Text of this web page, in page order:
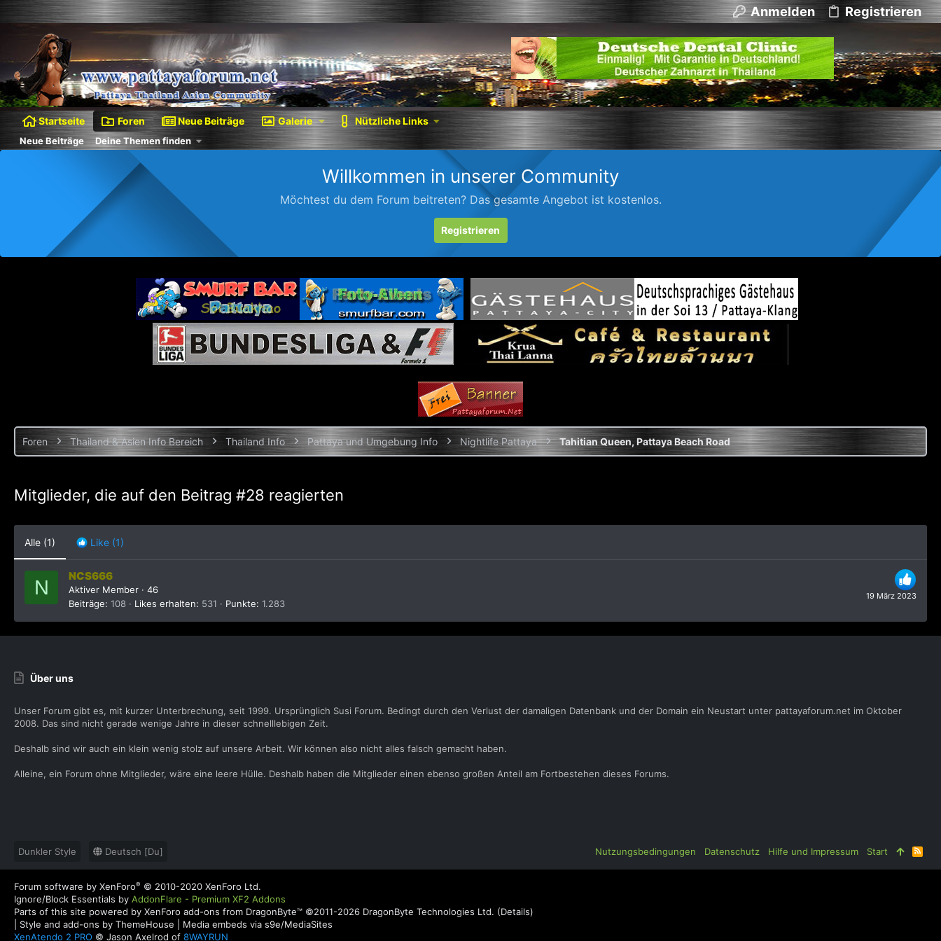
Anmelden Registrieren
Startseite Foren Neue Beiträge Galerie Nützliche Links
Neue Beiträge Deine Themen finden
Willkommen in unserer Community
Möchtest du dem Forum beitreten? Das gesamte Angebot ist kostenlos.
Registrieren
Foren Thailand & Asien Info Bereich Thailand Info Pattaya und Umgebung Info Nightlife Pattaya Tahitian Queen, Pattaya Beach Road
Mitglieder, die auf den Beitrag #28 reagierten
Alle (1) Like (1)
N 19 März 2023
NCS666
Aktiver Member · 46
Beiträge 108 Likes erhalten 531 Punkte 1.283
Über uns
Unser Forum gibt es, mit kurzer Unterbrechung, seit 1999. Ursprünglich Susi Forum. Bedingt durch den Verlust der damaligen Datenbank und der Domain ein Neustart unter pattayaforum.net im Oktober
2008. Das sind nicht gerade wenige Jahre in dieser schnelllebigen Zeit.
Deshalb sind wir auch ein klein wenig stolz auf unsere Arbeit. Wir können also nicht alles falsch gemacht haben.
Alleine, ein Forum ohne Mitglieder, wäre eine leere Hülle. Deshalb haben die Mitglieder einen ebenso großen Anteil am Fortbestehen dieses Forums.
Dunkler Style Deutsch [Du] Nutzungsbedingungen Datenschutz Hilfe und Impressum Start
R
S
Forum software by XenForo® © 2010-2020 XenForo Ltd.
Ignore/Block Essentials by AddonFlare - Premium XF2 Addons
Parts of this site powered by XenForo add-ons from DragonByte™ ©2011-2026 DragonByte Technologies Ltd. (Details)
Style and add-ons by ThemeHouse
Media embeds via s9e/MediaSites
XenAtendo 2 PRO © Jason Axelrod of 8WAYRUN